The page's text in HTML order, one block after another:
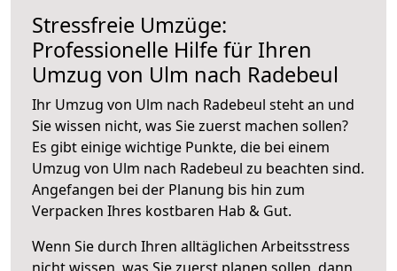
Stressfreie Umzüge:
Professionelle Hilfe für Ihren
Umzug von Ulm nach Radebeul
Ihr Umzug von Ulm nach Radebeul steht an und
Sie wissen nicht, was Sie zuerst machen sollen?
Es gibt einige wichtige Punkte, die bei einem
Umzug von Ulm nach Radebeul zu beachten sind.
Angefangen bei der Planung bis hin zum
Verpacken Ihres kostbaren Hab & Gut.
Wenn Sie durch Ihren alltäglichen Arbeitsstress